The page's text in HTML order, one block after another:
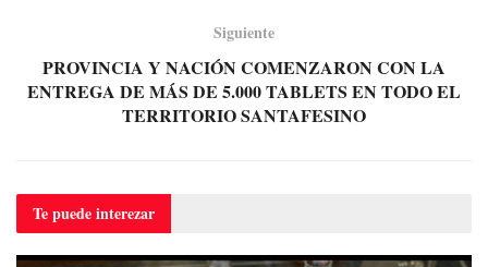
Siguiente
PROVINCIA Y NACIÓN COMENZARON CON LA
ENTREGA DE MÁS DE 5.000 TABLETS EN TODO EL
TERRITORIO SANTAFESINO
Te puedeinterezar